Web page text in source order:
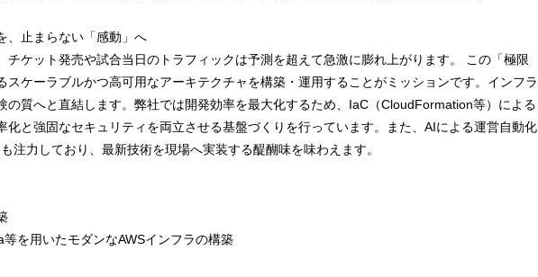
、止まらない「感動」へ
チケット発売や試合当日のトラフィックは予測を超えて急激に膨れ上がります。 この「極限
スケーラブルかつ高可用なアーキテクチャを構築・運用することがミッションです。インフラ
の質へと直結します。弊社では開発効率を最大化するため、IaC（CloudFormation等）による
化と強固なセキュリティを両立させる基盤づくりを行っています。また、AIによる運営自動化
注力しており、最新技術を現場へ実装する醍醐味を味わえます。
を用いたモダンなAWSインフラの構築